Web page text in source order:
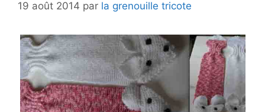
19 août 2014 par la grenouille tricote